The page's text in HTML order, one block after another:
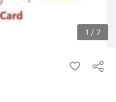
1 / 7